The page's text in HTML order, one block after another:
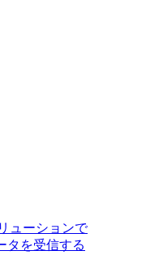
ューションで
タを受信する